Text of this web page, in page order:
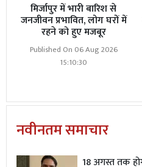
मिर्जापुर में भारी बारिश से
जनजीवन प्रभावित, लोग घरों में
रहने को हुए मजबूर
Published On 06 Aug 2026
15:10:30
नवीनतम समाचार
18 अगस्त तक